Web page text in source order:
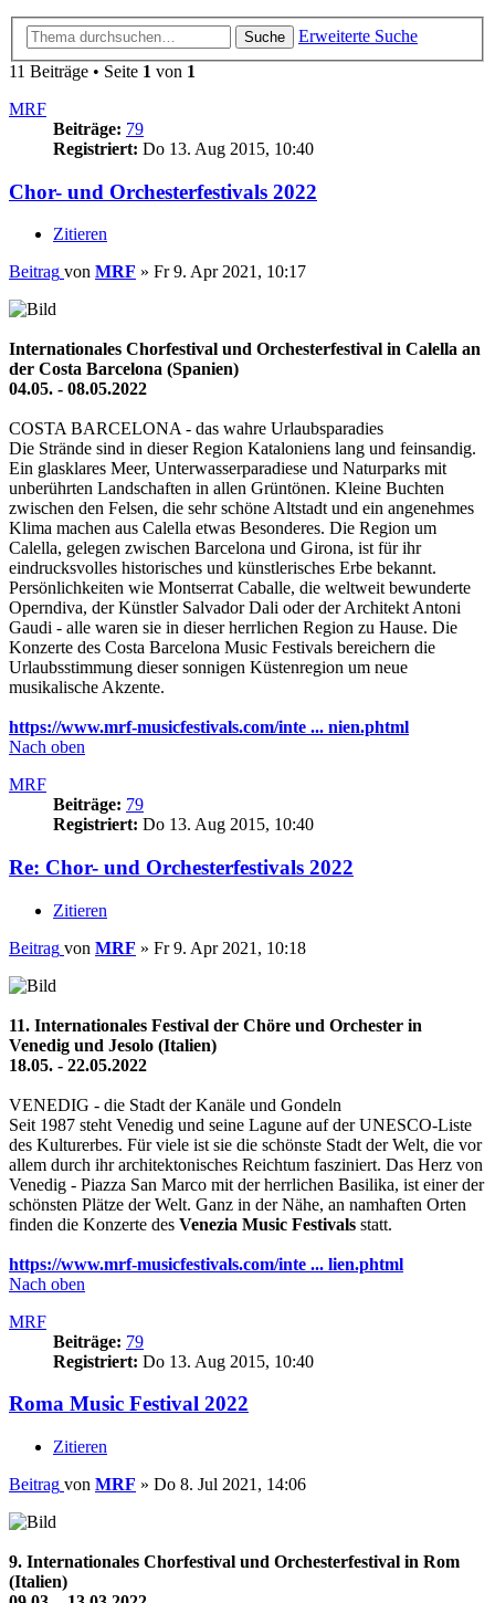
Suche
Erweiterte Suche
11 Beiträge • Seite 1 von 1
MRF
Beiträge: 79
Registriert: Do 13. Aug 2015, 10:40
Chor- und Orchesterfestivals 2022
Zitieren
Beitrag von MRF » Fr 9. Apr 2021, 10:17
Internationales Chorfestival und Orchesterfestival in Calella an
der Costa Barcelona (Spanien)
04.05. - 08.05.2022
COSTA BARCELONA - das wahre Urlaubsparadies
Die Strände sind in dieser Region Kataloniens lang und feinsandig.
Ein glasklares Meer, Unterwasserparadiese und Naturparks mit
unberührten Landschaften in allen Grüntönen. Kleine Buchten
zwischen den Felsen, die sehr schöne Altstadt und ein angenehmes
Klima machen aus Calella etwas Besonderes. Die Region um
Calella, gelegen zwischen Barcelona und Girona, ist für ihr
eindrucksvolles historisches und künstlerisches Erbe bekannt.
Persönlichkeiten wie Montserrat Caballe, die weltweit bewunderte
Operndiva, der Künstler Salvador Dali oder der Architekt Antoni
Gaudi - alle waren sie in dieser herrlichen Region zu Hause. Die
Konzerte des Costa Barcelona Music Festivals bereichern die
Urlaubsstimmung dieser sonnigen Küstenregion um neue
musikalische Akzente.
https://www.mrf-musicfestivals.com/inte ... nien.phtml
Nach oben
MRF
Beiträge: 79
Registriert: Do 13. Aug 2015, 10:40
Re: Chor- und Orchesterfestivals 2022
Zitieren
Beitrag von MRF » Fr 9. Apr 2021, 10:18
11. Internationales Festival der Chöre und Orchester in
Venedig und Jesolo (Italien)
18.05. - 22.05.2022
VENEDIG - die Stadt der Kanäle und Gondeln
Seit 1987 steht Venedig und seine Lagune auf der UNESCO-Liste
des Kulturerbes. Für viele ist sie die schönste Stadt der Welt, die vor
allem durch ihr architektonisches Reichtum fasziniert. Das Herz von
Venedig - Piazza San Marco mit der herrlichen Basilika, ist einer der
schönsten Plätze der Welt. Ganz in der Nähe, an namhaften Orten
finden die Konzerte des Venezia Music Festivals statt.
https://www.mrf-musicfestivals.com/inte ... lien.phtml
Nach oben
MRF
Beiträge: 79
Registriert: Do 13. Aug 2015, 10:40
Roma Music Festival 2022
Zitieren
Beitrag von MRF » Do 8. Jul 2021, 14:06
9. Internationales Chorfestival und Orchesterfestival in Rom
(Italien)